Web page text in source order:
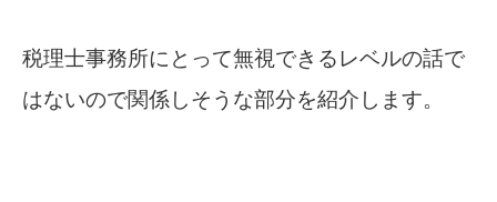
税理士事務所にとって無視できるレベルの話で
はないので関係しそうな部分を紹介します。